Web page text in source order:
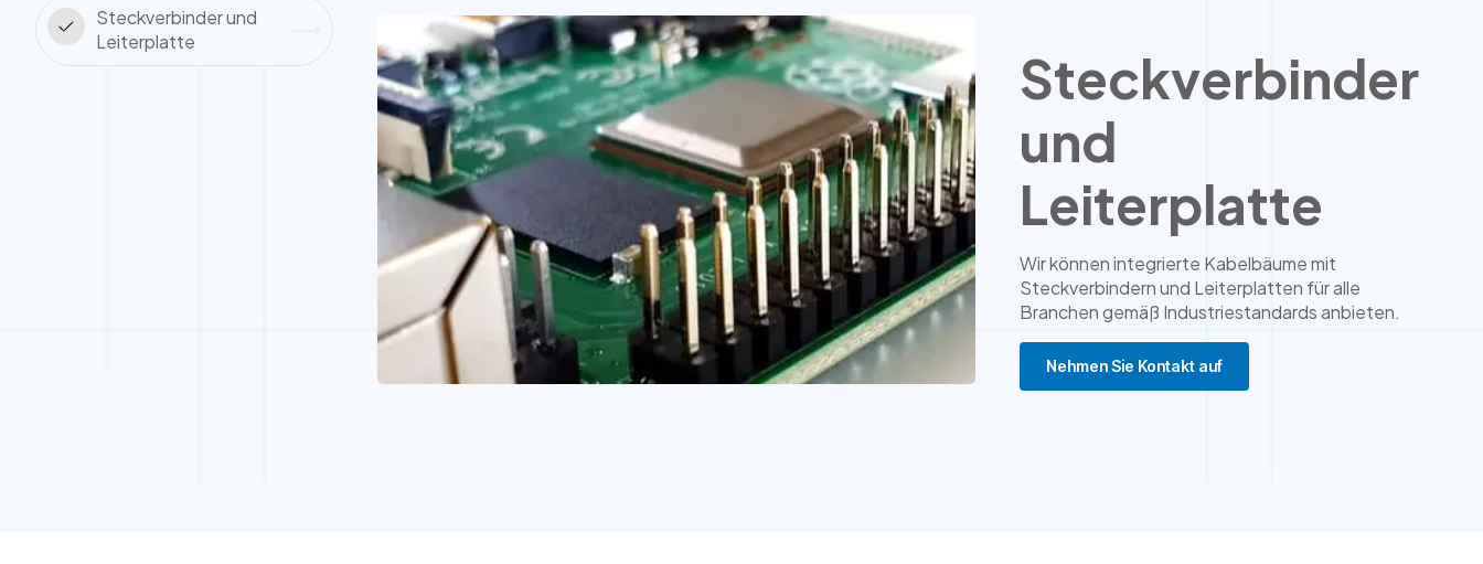
Steckverbinder und
Leiterplatte
Steckverbinder
und
Leiterplatte
Wir können integrierte Kabelbäume mit
Steckverbindern und Leiterplatten für alle
Branchen gemäß Industriestandards anbieten.
Nehmen Sie Kontakt auf